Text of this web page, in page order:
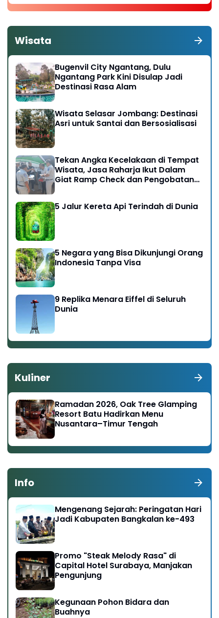
Wisata
Bugenvil City Ngantang, Dulu
Ngantang Park Kini Disulap Jadi
Destinasi Rasa Alam
Wisata Selasar Jombang: Destinasi
Asri untuk Santai dan Bersosialisasi
Tekan Angka Kecelakaan di Tempat
Wisata, Jasa Raharja Ikut Dalam
Giat Ramp Check dan Pengobatan
5 Jalur Kereta Api Terindah di Dunia
5 Negara yang Bisa Dikunjungi Orang
Indonesia Tanpa Visa
9 Replika Menara Eiffel di Seluruh
Dunia
Kuliner
Ramadan 2026, Oak Tree Glamping
Resort Batu Hadirkan Menu
Nusantara–Timur Tengah
Info
Mengenang Sejarah: Peringatan Hari
Jadi Kabupaten Bangkalan ke-493
Promo "Steak Melody Rasa" di
Capital Hotel Surabaya, Manjakan
Pengunjung
Kegunaan Pohon Bidara dan
Buahnya